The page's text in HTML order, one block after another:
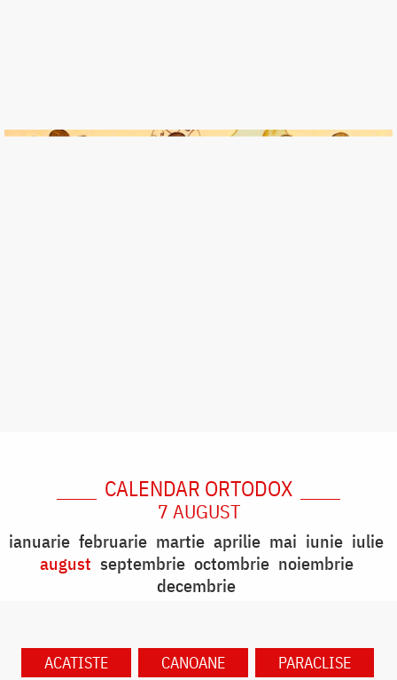
CALENDAR ORTODOX
7 AUGUST
ianuarie februarie martie aprilie mai iunie iulie
august septembrie octombrie noiembrie
decembrie
ACATISTE CANOANE
PARACLISE